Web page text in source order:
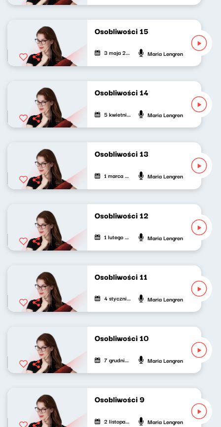
Osobliwości 15
3 maja 2026 Maria Lengren
Osobliwości 14
5 kwietnia 2026 Maria Lengren
Osobliwości 13
1 marca 2026 Maria Lengren
Osobliwości 12
1 lutego 2026 Maria Lengren
Osobliwości 11
4 stycznia 2026 Maria Lengren
Osobliwości 10
7 grudnia 2025 Maria Lengren
Osobliwości 9
2 listopada 2025 Maria Lengren